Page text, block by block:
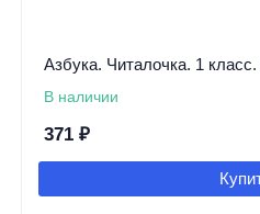
Азбука. Читалочка. 1
В наличии
371 ₽